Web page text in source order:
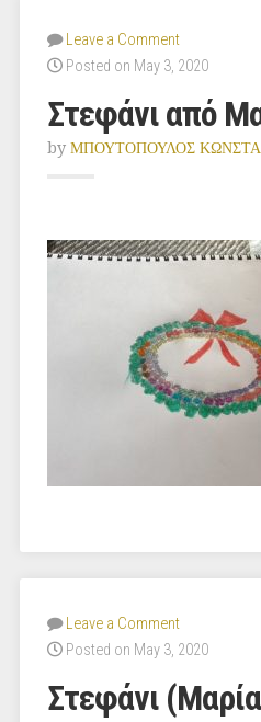
Leave a Comment
Posted on May 3, 2020
Στεφάνι από
by ΜΠΟΥΤΟΠΟΥΛΟΣ
Leave a Comment
Posted on May 3, 2020
Στεφάνι